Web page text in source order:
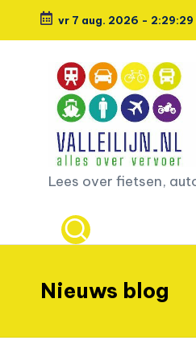
Ga
vr 7 aug. 2026 - 2:29:30
L
e
e
s
Lees over fietsen,
Nieuws blog